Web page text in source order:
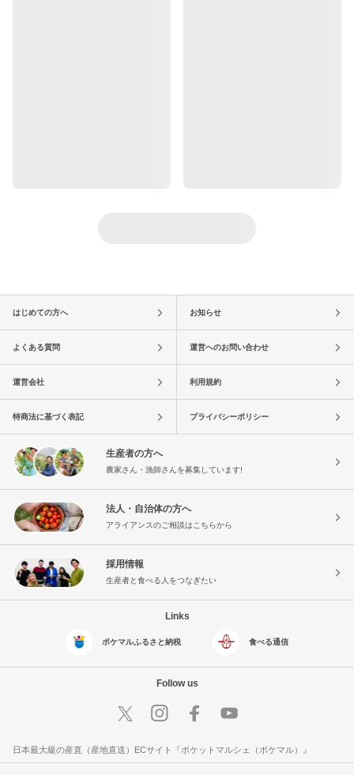
はじめての方へ お知らせ
よくある質問 運営へのお問い合わせ
運営会社 利用規約
特商法に基づく表記 プライバシーポリシー
生産者の方へ
農家さん・漁師さんを募集しています!
法人・自治体の方へ
アライアンスのご相談はこちらから
採用情報
生産者と食べる人をつなぎたい
Links
ポケマルふるさと納税 食べる通信
Follow us
日本最大級の産直（産地直送）ECサイト『ポケットマルシェ（ポケマル）』